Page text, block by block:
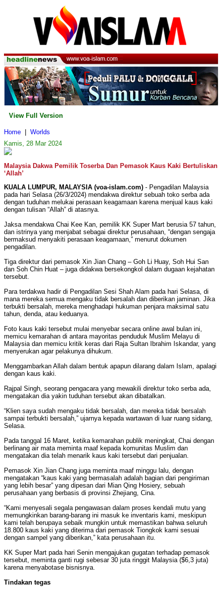
View Full Version
Home
Worlds
Kamis, 28 Mar 2024
Malaysia Dakwa Pemilik Toserba Dan Pemasok Kaus Kaki Bertuliskan
‘Allah’
KUALA LUMPUR, MALAYSIA (voa-islam.com) - Pengadilan Malaysia
pada hari Selasa (26/3/2024) mendakwa direktur sebuah toko serba ada
dengan tuduhan melukai perasaan keagamaan karena menjual kaus kaki
dengan tulisan “Allah” di atasnya.
Jaksa mendakwa Chai Kee Kan, pemilik KK Super Mart berusia 57 tahun,
dan istrinya yang menjabat sebagai direktur perusahaan, “dengan sengaja
bermaksud menyakiti perasaan keagamaan,” menurut dokumen
pengadilan.
Tiga direktur dari pemasok Xin Jian Chang – Goh Li Huay, Soh Hui San
dan Soh Chin Huat – juga didakwa bersekongkol dalam dugaan kejahatan
tersebut.
Para terdakwa hadir di Pengadilan Sesi Shah Alam pada hari Selasa, di
mana mereka semua mengaku tidak bersalah dan diberikan jaminan. Jika
terbukti bersalah, mereka menghadapi hukuman penjara maksimal satu
tahun, denda, atau keduanya.
Foto kaus kaki tersebut mulai menyebar secara online awal bulan ini,
memicu kemarahan di antara mayoritas penduduk Muslim Melayu di
Malaysia dan memicu kritik keras dari Raja Sultan Ibrahim Iskandar, yang
menyerukan agar pelakunya dihukum.
Menggambarkan Allah dalam bentuk apapun dilarang dalam Islam, apalagi
dengan kaus kaki.
Rajpal Singh, seorang pengacara yang mewakili direktur toko serba ada,
mengatakan dia yakin tuduhan tersebut akan dibatalkan.
“Klien saya sudah mengaku tidak bersalah, dan mereka tidak bersalah
sampai terbukti bersalah,” ujarnya kepada wartawan di luar ruang sidang,
Selasa.
Pada tanggal 16 Maret, ketika kemarahan publik meningkat, Chai dengan
berlinang air mata meminta maaf kepada komunitas Muslim dan
mengatakan dia telah menarik kaus kaki tersebut dari penjualan.
Pemasok Xin Jian Chang juga meminta maaf minggu lalu, dengan
mengatakan “kaus kaki yang bermasalah adalah bagian dari pengiriman
yang lebih besar” yang dipesan dari Mian Qing Hosiery, sebuah
perusahaan yang berbasis di provinsi Zhejiang, Cina.
“Kami menyesali segala pengawasan dalam proses kendali mutu yang
memungkinkan barang-barang ini masuk ke inventaris kami, meskipun
kami telah berupaya sebaik mungkin untuk memastikan bahwa seluruh
18.800 kaus kaki yang diterima dari pemasok Tiongkok kami sesuai
dengan sampel yang diberikan,” kata perusahaan itu.
KK Super Mart pada hari Senin mengajukan gugatan terhadap pemasok
tersebut, meminta ganti rugi sebesar 30 juta ringgit Malaysia ($6,3 juta)
karena menyabotase bisnisnya.
Tindakan tegas